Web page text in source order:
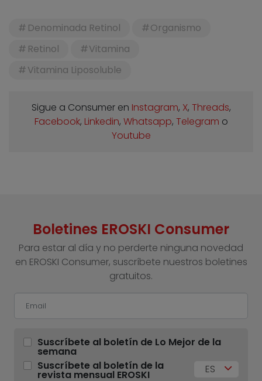
Denominada Retinol
Organismo
Retinol
Vitamina
Vitamina Liposoluble
Sigue a Consumer en Instagram, X, Threads,
Facebook, Linkedin, Whatsapp, Telegram o
Youtube
Boletines EROSKI Consumer
Para estar al día y no perderte ninguna novedad
en EROSKI Consumer, suscríbete nuestros boletines
gratuitos.
Suscríbete al boletín de Lo Mejor de la
semana
Suscríbete al boletín de la
revista mensual EROSKI ES